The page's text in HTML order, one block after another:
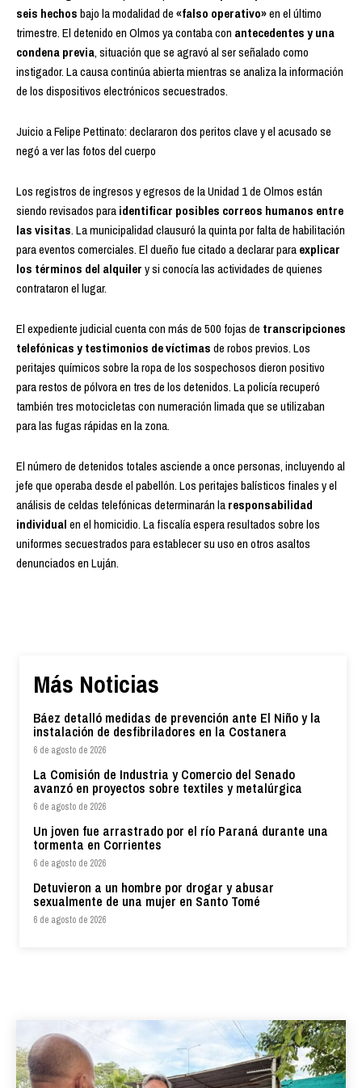
seis hechosbajo la modalidad de«falso operativo»en el último
trimestre. El detenido en Olmos ya contaba con antecedentes y una
condena previa, situación que se agravó al ser señalado como
instigador. La causa continúa abierta mientras se analiza la información
de los dispositivos electrónicos secuestrados.
Juicio a Felipe Pettinato: declararon dos peritos clave y el acusado se
negó a ver las fotos del cuerpo
Los registros de ingresos y egresos de la Unidad 1 de Olmos están
siendo revisados paraidentificar posibles correos humanos entre
las visitas. La municipalidad clausuró la quinta por falta de habilitación
para eventos comerciales. El dueño fue citado a declarar paraexplicar
los términos del alquilery si conocía las actividades de quienes
contrataron el lugar.
El expediente judicial cuenta con más de 500 fojas de transcripciones
telefónicas y testimonios de víctimasde robos previos. Los
peritajes químicos sobre la ropa de los sospechosos dieron positivo
para restos de pólvora en tres de los detenidos. La policía recuperó
también tres motocicletas con numeración limada que se utilizaban
para las fugas rápidas en la zona.
El número de detenidos totales asciende a once personas, incluyendo al
jefe que operaba desde el pabellón. Los peritajes balísticos finales y el
análisis de celdas telefónicas determinarán laresponsabilidad
individualen el homicidio. La fiscalía espera resultados sobre los
uniformes secuestrados para establecer su uso en otros asaltos
denunciados en Luján.
Más Noticias
Báez detalló medidas de prevención ante El Niño y la
instalación de desfibriladores en la Costanera
6 de agosto de 2026
La Comisión de Industria y Comercio del Senado
avanzó en proyectos sobre textiles y metalúrgica
6 de agosto de 2026
Un joven fue arrastrado por el río Paraná durante una
tormenta en Corrientes
6 de agosto de 2026
Detuvieron a un hombre por drogar y abusar
sexualmente de una mujer en Santo Tomé
6 de agosto de 2026